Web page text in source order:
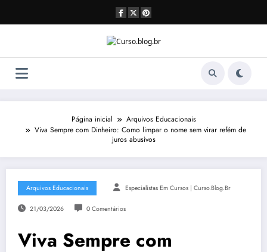
o
Página inicial
Arquivos Educacionais
Viva Sempre com Dinheiro: Como limpar o nome sem virar refém de
juros abusivos
Arquivos Educacionais Especialistas Em Cursos | Curso.blog.br
21/03/2026 0 Comentários
Viva Sempre com